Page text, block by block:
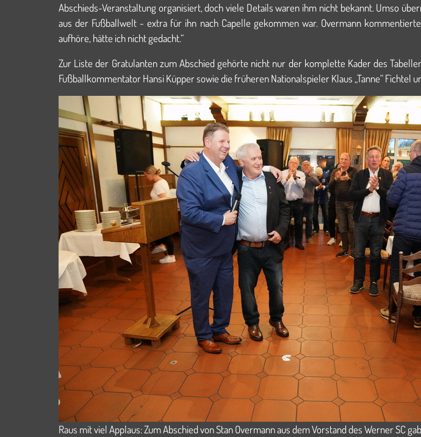
Abschieds-Veranstaltung organisiert, doch viele Details waren ihm nicht bekannt. Umso
aus der Fußballwelt - extra für ihn nach Capelle gekommen war. Overmann
aufhöre, hätte ich nicht gedacht.“
Zur Liste der Gratulanten zum Abschied gehörte nicht nur der komplette Kader des
Fußballkommentator Hansi Küpper sowie die früheren Nationalspieler Klaus „Tanne“ Fichtel
Raus mit viel Applaus: Zum Abschied von Stan Overmann aus dem Vorstand des Werner SC